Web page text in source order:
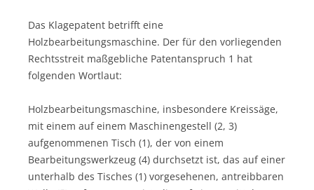
Das Klagepatent betrifft eine
Holzbearbeitungsmaschine. Der für den vorliegenden
Rechtsstreit maßgebliche Patentanspruch 1 hat
folgenden Wortlaut:
Holzbearbeitungsmaschine, insbesondere Kreissäge,
mit einem auf einem Maschinengestell (2, 3)
aufgenommenen Tisch (1), der von einem
Bearbeitungswerkzeug (4) durchsetzt ist, das auf einer
unterhalb des Tisches (1) vorgesehenen, antreibbaren